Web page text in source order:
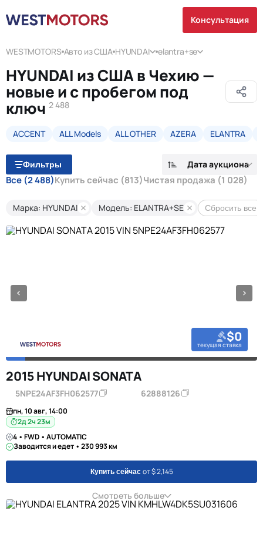
Консультация
WESTMOTORS Авто из США HYUNDAI elantra+se
HYUNDAI из США в Чехию —
новые и с пробегом под
ключ 2 488
ACCENT ALL Models ALL OTHER AZERA ELANTRA
Фильтры Дата аукциона
Все (2 488)Купить сейчас (813)Чистая продажа (1 028)
Марка: HYUNDAI Модель: ELANTRA+SE Сбросить все
$0
текущая ставка
2015 HYUNDAI SONATA
5NPE24AF3FH062577 62888126
пн, 10 авг, 14:00
2д 2ч 23м
4 • FWD • AUTOMATIC
Заводится и едет • 230 993 км
Купить сейчас от $ 2,145
Смотреть больше